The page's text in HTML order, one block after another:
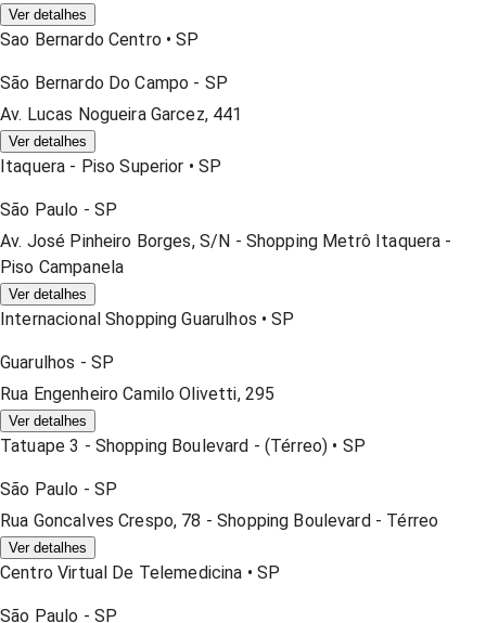
Ver detalhes
Sao Bernardo Centro • SP
São Bernardo Do Campo - SP
Av. Lucas Nogueira Garcez, 441
Ver detalhes
Itaquera - Piso Superior • SP
São Paulo - SP
Av. José Pinheiro Borges, S/n - Shopping Metrô Itaquera -
Piso Campanela
Ver detalhes
Internacional Shopping Guarulhos • SP
Guarulhos - SP
Rua Engenheiro Camilo Olivetti, 295
Ver detalhes
Tatuape 3 - Shopping Boulevard - (térreo) • SP
São Paulo - SP
Rua Goncalves Crespo, 78 - Shopping Boulevard - Térreo
Ver detalhes
Centro Virtual De Telemedicina • SP
São Paulo - SP